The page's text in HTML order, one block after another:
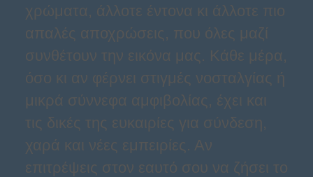
χρώματα, άλλοτε έντονα κι άλλοτε πιο
απαλές αποχρώσεις, που όλες μαζί
συνθέτουν την εικόνα μας. Κάθε μέρα,
όσο κι αν φέρνει στιγμές νοσταλγίας ή
μικρά σύννεφα αμφιβολίας, έχει και
τις δικές της ευκαιρίες για σύνδεση,
χαρά και νέες εμπειρίες. Αν
επιτρέψεις στον εαυτό σου να ζήσει το